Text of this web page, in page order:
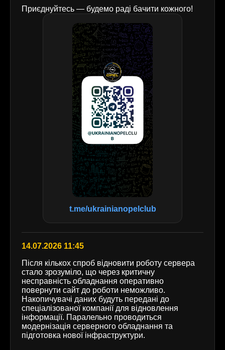
Приєднуйтесь — будемо раді бачити кожного!
t.me/ukrainianopelclub
14.07.2026 11:45
Після кількох спроб відновити роботу сервера
стало зрозуміло, що через критичну
несправність обладнання оперативно
повернути сайт до роботи неможливо.
Накопичувачі даних будуть передані до
спеціалізованої компанії для відновлення
інформації. Паралельно проводиться
модернізація серверного обладнання та
підготовка нової інфраструктури.